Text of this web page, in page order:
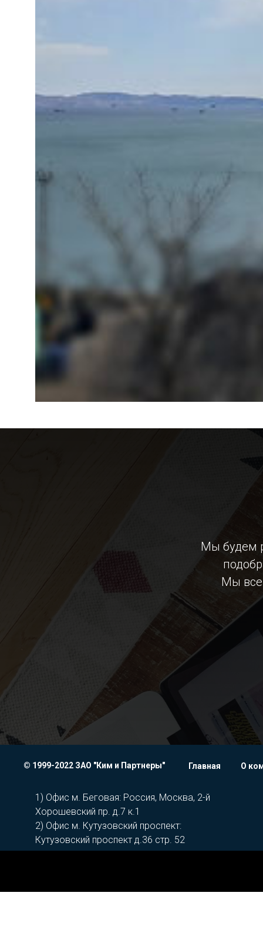
Мы будем
Мы
© 1999-2022 ЗАО "Ким и Партнеры" Главная О
1) Офис м. Беговая: Россия, Москва, 2-й
Хорошевский пр. д.7 к.1
2) Офис м. Кутузовский проспект:
Кутузовский проспект д.36 стр. 52